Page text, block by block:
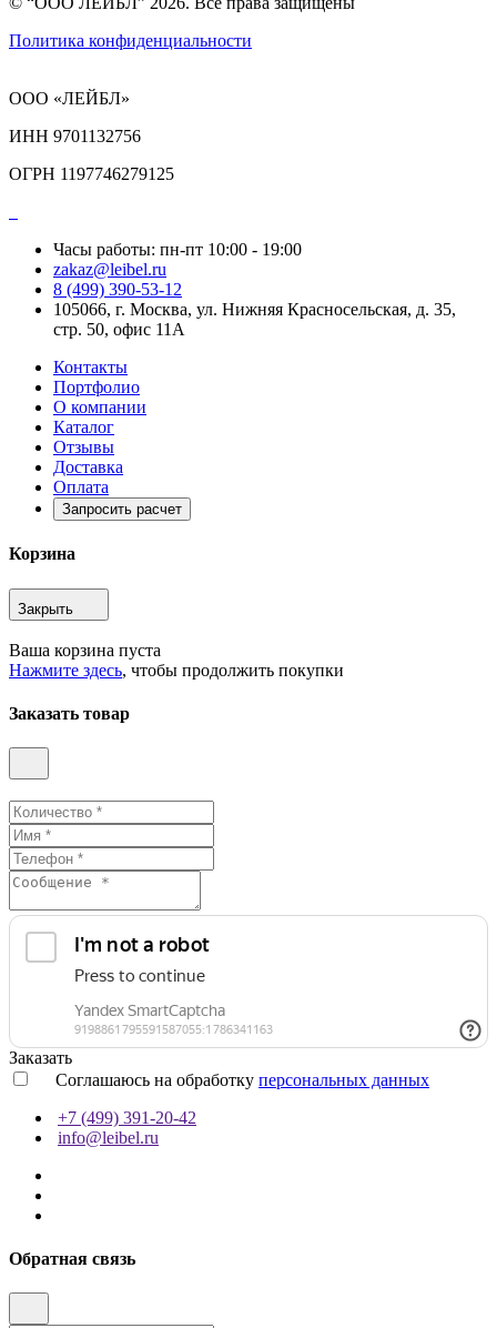
Политика конфиденциальности
ООО «ЛЕЙБЛ»
ИНН 9701132756
ОГРН 1197746279125
Часы работы: пн-пт 10:00 - 19:00
zakaz@leibel.ru
8 (499) 390-53-12
105066, г. Москва, ул. Нижняя Красносельская, д. 35,
стр. 50, офис 11А
Контакты
Портфолио
О компании
Каталог
Отзывы
Доставка
Оплата
Запросить расчет
Корзина
Закрыть
Ваша корзина пуста
Нажмите здесь, чтобы продолжить покупки
Заказать товар
Заказать
Соглашаюсь на обработку персональных данных
+7 (499) 391-20-42
info@leibel.ru
Обратная связь